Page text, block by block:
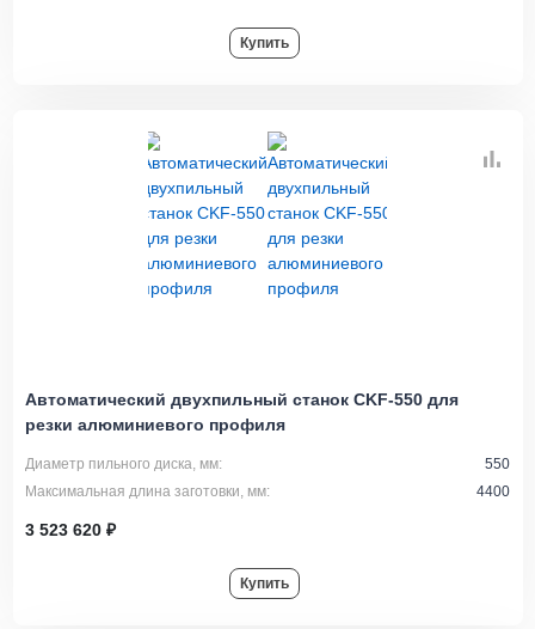
Купить
Автоматический двухпильный станок CKF-550 для
резки алюминиевого профиля
Диаметр пильного диска, мм:
550
Максимальная длина заготовки, мм:
4400
3 523 620 ₽
Купить